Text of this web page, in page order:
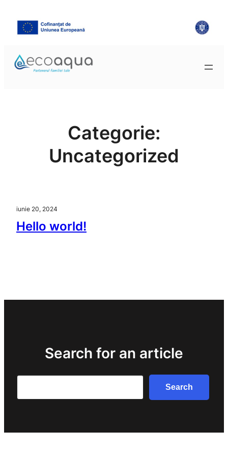
conținut
Categorie:
Uncategorized
iunie 20, 2024
Hello world!
Search for an article
Search